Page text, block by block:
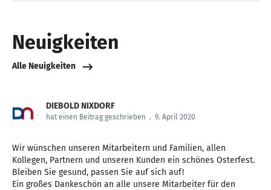
Neuigkeiten
Alle Neuigkeiten
DIEBOLD NIXDORF
hat einen Beitrag geschrieben . 9. April 2020
Wir wünschen unseren Mitarbeitern und Familien, allen
Kollegen, Partnern und unseren Kunden ein schönes Osterfest.
Bleiben Sie gesund, passen Sie auf sich auf!
Ein großes Dankeschön an alle unsere Mitarbeiter für den